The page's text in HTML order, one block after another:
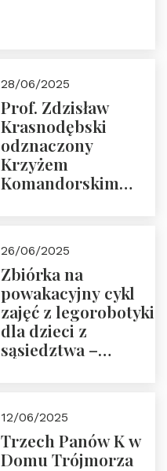
28/06/2025
Prof. Zdzisław
Krasnodębski
odznaczony
Krzyżem
Komandorskim
26/06/2025
Zbiórka na
powakacyjny cykl
zajęć z legorobotyki
dla dzieci z
sąsiedztwa –
Fundacji
12/06/2025
Trzech Panów K w
Domu Trójmorza